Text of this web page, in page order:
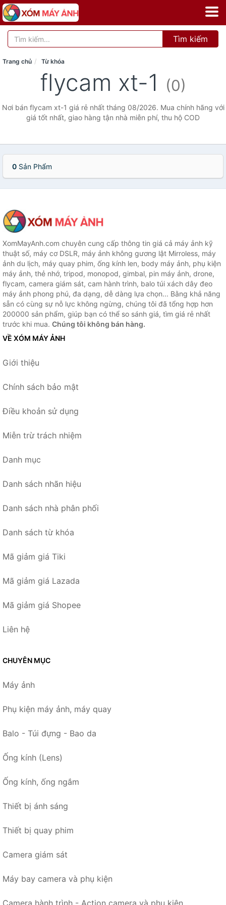
Tìm kiếm
Trang chủ Từ khóa
flycam xt-1 (0)
Nơi bán flycam xt-1 giá rẻ nhất tháng 08/2026. Mua chính hãng với
giá tốt nhất, giao hàng tận nhà miễn phí, thu hộ COD
0 Sản Phẩm
XomMayAnh.com chuyên cung cấp thông tin giá cả máy ảnh kỹ
thuật số, máy cơ DSLR, máy ảnh không gương lật Mirroless, máy
ảnh du lịch, máy quay phim, ống kính len, body máy ảnh, phụ kiện
máy ảnh, thẻ nhớ, tripod, monopod, gimbal, pin máy ảnh, drone,
flycam, camera giám sát, cam hành trình, balo túi xách dây đeo
máy ảnh phong phú, đa dạng, dễ dàng lựa chọn... Bằng khả năng
sẵn có cùng sự nỗ lực không ngừng, chúng tôi đã tổng hợp hơn
200000 sản phẩm, giúp bạn có thể so sánh giá, tìm giá rẻ nhất
trước khi mua. Chúng tôi không bán hàng.
VỀ XÓM MÁY ẢNH
Giới thiệu
Chính sách bảo mật
Điều khoản sử dụng
Miễn trừ trách nhiệm
Danh mục
Danh sách nhãn hiệu
Danh sách nhà phân phối
Danh sách từ khóa
Mã giảm giá Tiki
Mã giảm giá Lazada
Mã giảm giá Shopee
Liên hệ
CHUYÊN MỤC
Máy ảnh
Phụ kiện máy ảnh, máy quay
Balo - Túi đựng - Bao da
Ống kính (Lens)
Ống kính, ống ngắm
Thiết bị ánh sáng
Thiết bị quay phim
Camera giám sát
Máy bay camera và phụ kiện
Camera hành trình - Action camera và phụ kiện